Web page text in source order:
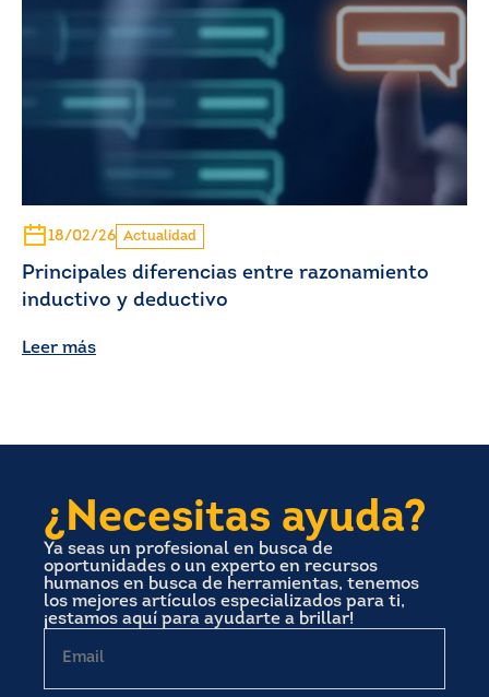
18/02/26 Actualidad
Principales diferencias entre razonamiento
inductivo y deductivo
Leer más
¿Necesitas ayuda?
Ya seas un profesional en busca de
oportunidades o un experto en recursos
humanos en busca de herramientas, tenemos
los mejores artículos especializados para ti,
¡estamos aquí para ayudarte a brillar!